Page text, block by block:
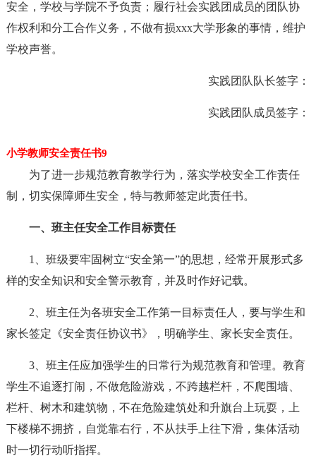
安全，学校与学院不予负责；履行社会实践团成员的团队协
作权利和分工合作义务，不做有损xxx大学形象的事情，维护
学校声誉。
实践团队队长签字：
实践团队成员签字：
小学教师安全责任书9
为了进一步规范教育教学行为，落实学校安全工作责任
制，切实保障师生安全，特与教师签定此责任书。
一、班主任安全工作目标责任
1、班级要牢固树立“安全第一”的思想，经常开展形式多
样的安全知识和安全警示教育，并及时作好记载。
2、班主任为各班安全工作第一目标责任人，要与学生和
家长签定《安全责任协议书》，明确学生、家长安全责任。
3、班主任应加强学生的日常行为规范教育和管理。教育
学生不追逐打闹，不做危险游戏，不跨越栏杆，不爬围墙、
栏杆、树木和建筑物，不在危险建筑处和升旗台上玩耍，上
下楼梯不拥挤，自觉靠右行，不从扶手上往下滑，集体活动
时一切行动听指挥。